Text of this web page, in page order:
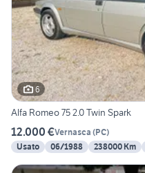
6
Alfa Romeo 75 2.0 Twin Spark
12.000 €Vernasca (PC)
Usato
06/1988 238000 Km